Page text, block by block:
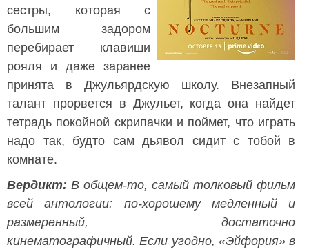
сестры, которая с
большим задором
перебирает клавиши
рояля и даже заранее
принята в Джульярдскую школу. Внезапный
талант прорвется в Джульет, когда она найдет
тетрадь покойной скрипачки и поймет, что играть
надо так, будто сам дьявол сидит с тобой в
комнате.
Вердикт: В общем-то, самый толковый фильм
всей антологии: по-хорошему медленный и
размеренный, достаточно
кинематографичный. Если угодно, «Эйфория» в